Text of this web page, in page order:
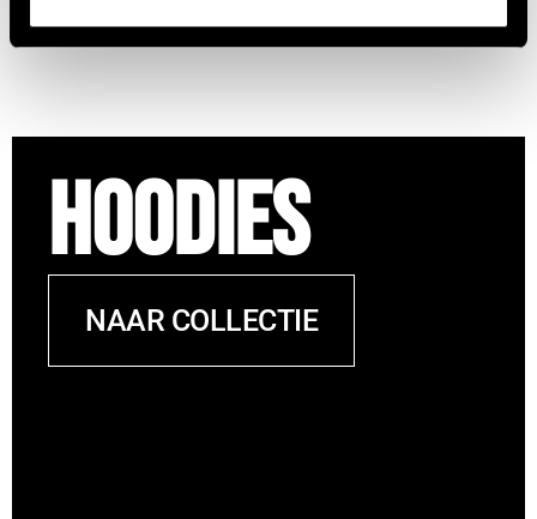
Hoodies
NAAR COLLECTIE